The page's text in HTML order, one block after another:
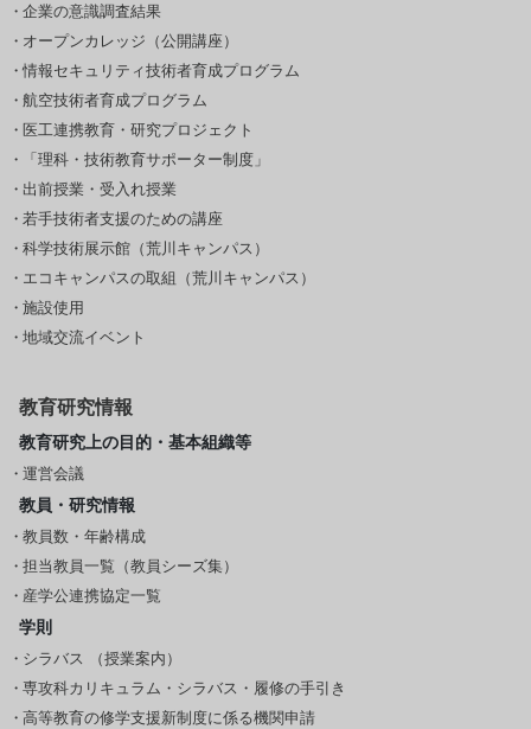
企業の意識調査結果
オープンカレッジ（公開講座）
情報セキュリティ技術者育成プログラム
航空技術者育成プログラム
医工連携教育・研究プロジェクト
「理科・技術教育サポーター制度」
出前授業・受入れ授業
若手技術者支援のための講座
科学技術展示館（荒川キャンパス）
エコキャンパスの取組（荒川キャンパス）
施設使用
地域交流イベント
教育研究情報
教育研究上の目的・基本組織等
運営会議
教員・研究情報
教員数・年齢構成
担当教員一覧（教員シーズ集）
産学公連携協定一覧
学則
シラバス （授業案内）
専攻科カリキュラム・シラバス・履修の手引き
高等教育の修学支援新制度に係る機関申請